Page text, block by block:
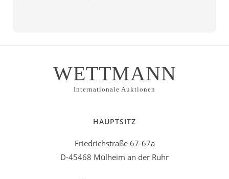
WETTMANN
Internationale Auktionen
HAUPTSITZ
Friedrichstraße 67-67a
D-45468 Mülheim an der Ruhr